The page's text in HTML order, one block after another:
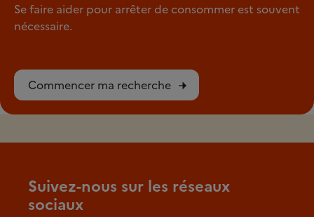
Se faire aider pour arrêter de consommer est souvent
nécessaire.
Commencer ma recherche
Suivez-nous sur les réseaux
sociaux